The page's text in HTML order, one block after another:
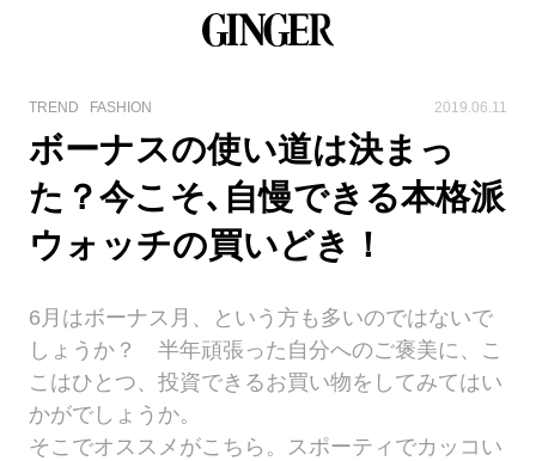
TREND FASHION 2019.06.11
ボーナスの使い道は決まっ
た？今こそ､自慢できる本格派
ウォッチの買いどき！
6月はボーナス月、という方も多いのではないで
しょうか？ 半年頑張った自分へのご褒美に、こ
こはひとつ、投資できるお買い物をしてみてはい
かがでしょうか。
そこでオススメがこちら。スポーティでカッコい